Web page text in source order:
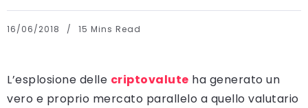
16/06/2018 15 Mins Read
L’esplosione delle criptovalute ha generato un
vero e proprio mercato parallelo a quello valutario